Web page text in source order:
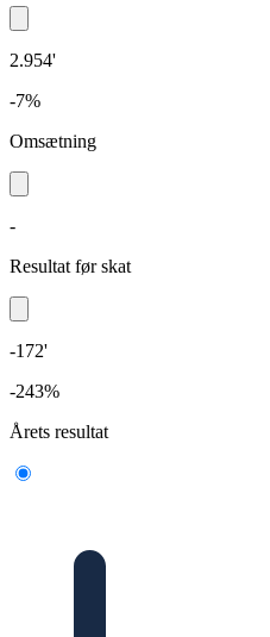
2.954'
-7%
Omsætning
-
Resultat før skat
-172'
-243%
Årets resultat